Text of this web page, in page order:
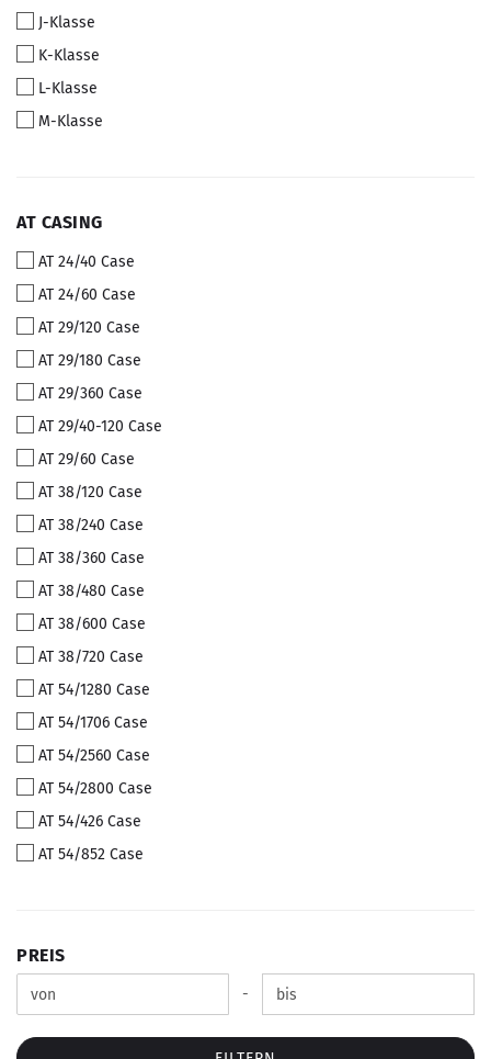
J-Klasse
K-Klasse
L-Klasse
M-Klasse
AT
AT CASING
AT 24/40 Case
AT 24/60 Case
AT 29/120 Case
AT 29/180 Case
AT 29/360 Case
AT 29/40-120 Case
AT 29/60 Case
AT 38/120 Case
AT 38/240 Case
AT 38/360 Case
AT 38/480 Case
AT 38/600 Case
AT 38/720 Case
AT 54/1280 Case
AT 54/1706 Case
AT 54/2560 Case
AT 54/2800 Case
AT 54/426 Case
AT 54/852 Case
PREIS
PREIS
Preis bis -